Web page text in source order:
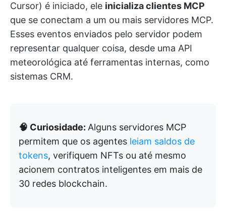
Cursor) é iniciado, ele inicializa clientes MCP
que se conectam a um ou mais servidores MCP.
Esses eventos enviados pelo servidor podem
representar qualquer coisa, desde uma API
meteorológica até ferramentas internas, como
sistemas CRM.
🧠 Curiosidade: Alguns servidores MCP
permitem que os agentes leiam saldos de
tokens, verifiquem NFTs ou até mesmo
acionem contratos inteligentes em mais de
30 redes blockchain.